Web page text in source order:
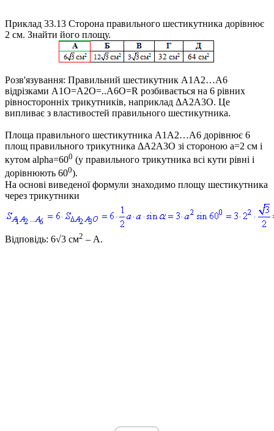
Приклад 33.13 Сторона правильного шестикутника дорівнює
2 см. Знайти його площу.
Розв'язування: Правильний шестикутник A1A2…A6
відрізками A1O=A2O=..A6O=R розбивається на 6 рівних
рівносторонніх трикутників, наприклад ΔA2A3O. Це
випливає з властивостей правильного шестикутника.
Площа правильного шестикутника A1A2…A6 дорівнює 6
площ правильного трикутника ΔA2A3O зі стороною a=2 см і
кутом alpha=600 (у правильного трикутника всі кути рівні і
дорівнюють 600).
На основі виведеної формули знаходимо площу шестикутника
через трикутники
Відповідь: 6√3 см2 – А.